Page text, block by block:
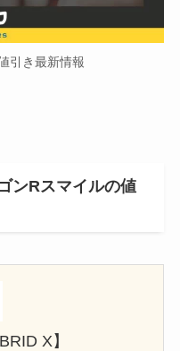
引き最新情報
ンRスマイルの値
X】